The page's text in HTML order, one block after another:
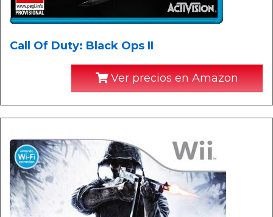
Call Of Duty: Black Ops II
Ver precios en Amazon